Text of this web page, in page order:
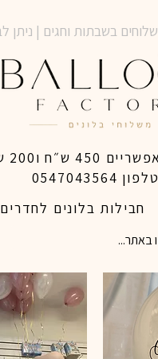
טלפון 0547043564
חבילות בלונים לחדרים